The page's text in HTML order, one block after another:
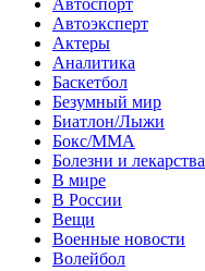
Автоэксперт
Актеры
Аналитика
Баскетбол
Безумный мир
Биатлон/Лыжи
Бокс/MMA
Болезни и лекарства
В мире
В России
Вещи
Военные новости
Волейбол